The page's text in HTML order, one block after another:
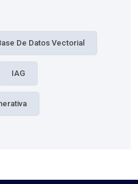
De Datos Vectorial
IAG